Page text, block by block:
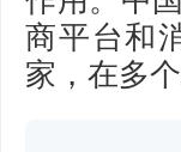
商平台和
家，在多